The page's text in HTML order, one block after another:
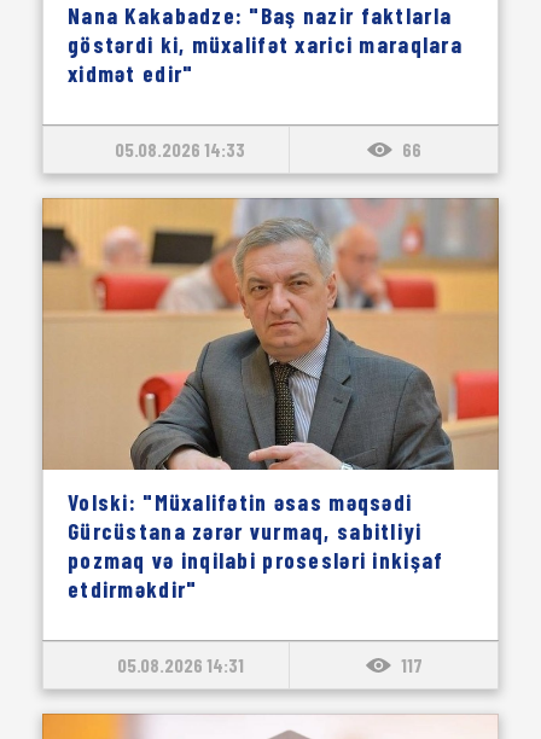
Nana Kakabadze: "Baş nazir faktlarla
göstərdi ki, müxalifət xarici maraqlara
xidmət edir"
05.08.2026 14:33 66
Volski: "Müxalifətin əsas məqsədi
Gürcüstana zərər vurmaq, sabitliyi
pozmaq və inqilabi prosesləri inkişaf
etdirməkdir"
05.08.2026 14:31 117